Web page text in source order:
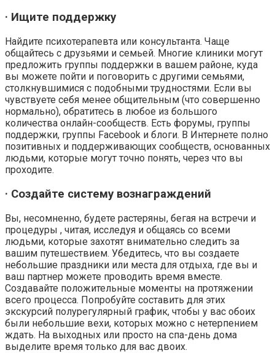
· Ищите поддержку
Найдите психотерапевта или консультанта. Чаще
общайтесь с друзьями и семьей. Многие клиники могут
предложить группы поддержки в вашем районе, куда
вы можете пойти и поговорить с другими семьями,
столкнувшимися с подобными трудностями. Если вы
чувствуете себя менее общительным (что совершенно
нормально), обратитесь в любое из большого
количества онлайн-сообществ. Есть форумы, группы
поддержки, группы Facebook и блоги. В Интернете полно
позитивных и поддерживающих сообществ, основанных
людьми, которые могут точно понять, через что вы
проходите.
· Создайте систему вознаграждений
Вы, несомненно, будете растеряны, бегая на встречи и
процедуры , читая, исследуя и общаясь со всеми
людьми, которые захотят внимательно следить за
вашим путешествием. Убедитесь, что вы создаете
небольшие праздники или места для отдыха, где вы и
ваш партнер можете проводить время вместе.
Создавайте положительные моменты на протяжении
всего процесса. Попробуйте составить для этих
экскурсий полурегулярный график, чтобы у вас обоих
были небольшие вехи, которых можно с нетерпением
ждать. На выходных или просто на спа-день дома
выделите время только для вас двоих.